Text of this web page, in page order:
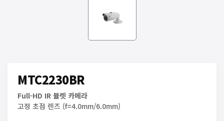
MTC2230BR
Full-HD IR 뷸렛 카메라
고정 초점 렌즈 (f=4.0mm/6.0mm)